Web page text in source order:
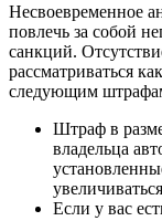
Несвоевременное
повлечь за собой
санкций.
рассматриваться
следующим
Штраф в
владельца
Если у вас